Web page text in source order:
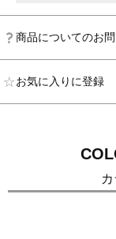
商品についてのお
お気に入りに登録